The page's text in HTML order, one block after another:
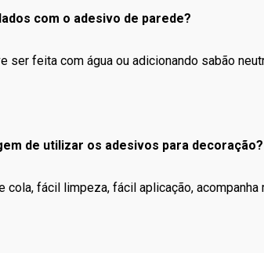
com o adesivo de parede?
ser feita com água ou adicionando sabão
de utilizar os adesivos para decoração?
cola, fácil limpeza, fácil aplicação,